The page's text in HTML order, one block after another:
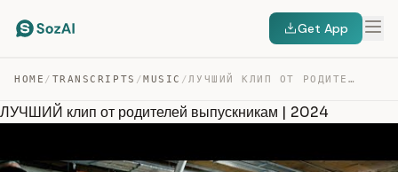
Get App
HOME / TRANSCRIPTS /MUSIC / ЛУЧШИЙ КЛИП ОТ РОДИТЕЛЕЙ ВЫПУСКНИКАМ | 2024 — TRANSCRIPT
ЛУЧШИЙ клип от родителей выпускникам | 2024